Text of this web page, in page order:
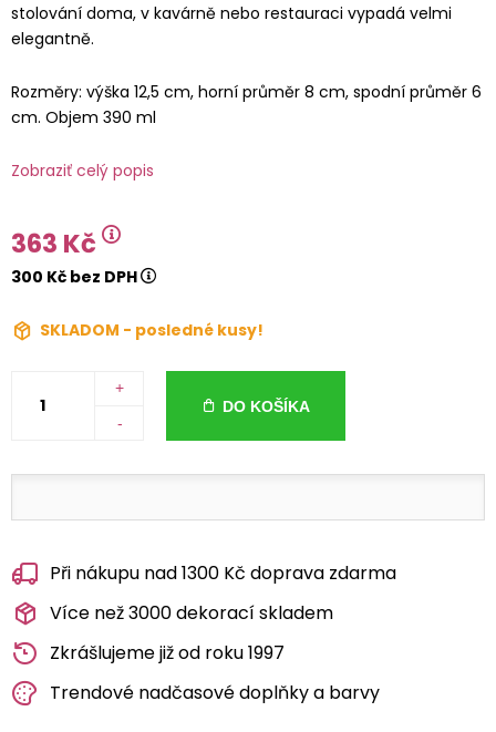
stolování doma, v kavárně nebo restauraci vypadá velmi
elegantně.
Rozměry: výška 12,5 cm, horní průměr 8 cm, spodní průměr 6
cm. Objem 390 ml
Zobraziť celý popis
363 Kč
300 Kč bez DPH
SKLADOM - posledné kusy!
+
-
DO KOŠÍKA
Při nákupu nad 1300 Kč doprava zdarma
Více než 3000 dekorací skladem
Zkrášlujeme již od roku 1997
Trendové nadčasové doplňky a barvy